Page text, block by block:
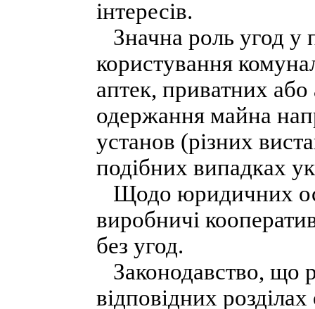
інтересів.
Значна роль угод у
користування
аптек, приватних або
одержання майна
установ (різних
подібних випадках
Щодо юридичних
виробничі
без угод.
Законодавство, що
відповідних